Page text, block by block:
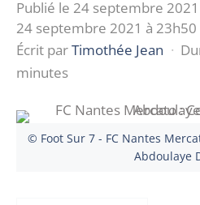
Publié le 24 septembre
24 septembre 2021 à 23h50
Écrit parTimothée Jean ·
minutes
© Foot Sur 7 - FC Nantes
Abdoulaye